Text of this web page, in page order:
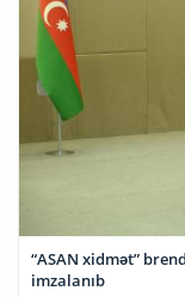
“ASAN xidmət”
imzalanıb